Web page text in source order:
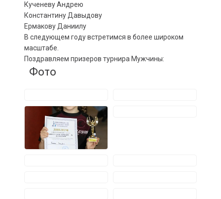
Кученеву Андрею
Константину Давыдову
Ермакову Даниилу
В следующем году встретимся в более широком
масштабе.
Поздравляем призеров турнира Мужчины:
Фото